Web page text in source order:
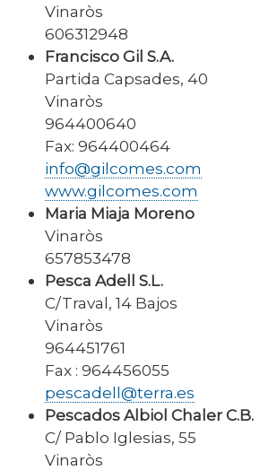
Vinaròs
606312948
Francisco Gil S.A.
Partida Capsades, 40
Vinaròs
964400640
Fax: 964400464
info@gilcomes.com
www.gilcomes.com
Maria Miaja Moreno
Vinaròs
657853478
Pesca Adell S.L.
C/Traval, 14 Bajos
Vinaròs
964451761
Fax : 964456055
pescadell@terra.es
Pescados Albiol Chaler C.B.
C/ Pablo Iglesias, 55
Vinaròs